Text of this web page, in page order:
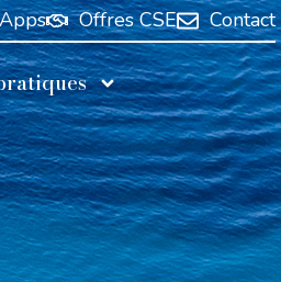
Apps Offres CSE Contact